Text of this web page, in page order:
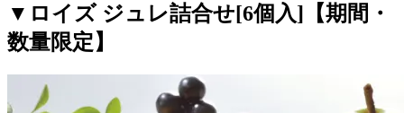
▼ロイズ ジュレ詰合せ[6個入]【期間・
数量限定】